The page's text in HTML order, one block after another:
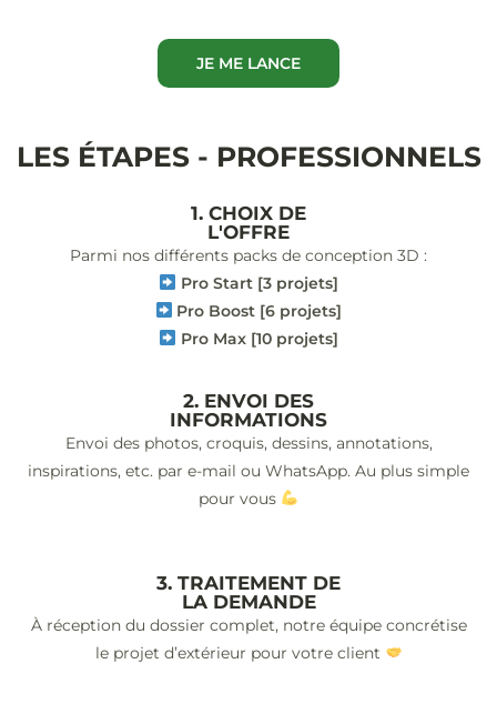
JE ME LANCE
LES ÉTAPES - PROFESSIONNELS
1. CHOIX DE
L'OFFRE
Parmi nos différents packs de conception 3D :
Pro Start [3 projets]
Pro Boost [6 projets]
Pro Max [10 projets]
2. ENVOI DES
INFORMATIONS
Envoi des photos, croquis, dessins, annotations,
inspirations, etc. par e-mail ou WhatsApp. Au plus simple
pour vous
3. TRAITEMENT DE
LA DEMANDE
À réception du dossier complet, notre équipe concrétise
le projet d’extérieur pour votre client